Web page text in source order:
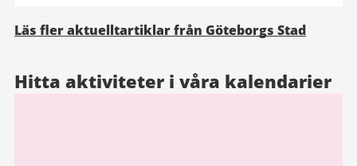
Läs fler aktuelltartiklar från Göteborgs Stad
Hitta aktiviteter i våra kalendarier